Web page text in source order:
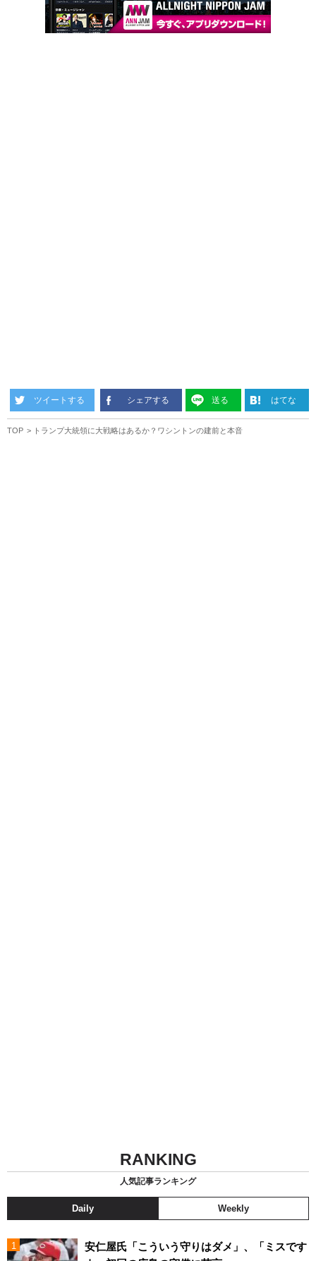
ツイートする シェアする 送る はてな
TOP トランプ大統領に大戦略はあるか？ワシントンの建前と本音
RANKING
人気記事ランキング
Daily Weekly
安仁屋氏「こういう守りはダメ」、「ミスです